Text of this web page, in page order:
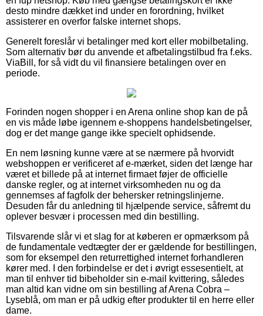
desto mindre dækket ind under en forordning, hvilket
assisterer en overfor falske internet shops.
Generelt foreslår vi betalinger med kort eller mobilbetaling.
Som alternativ bør du anvende et afbetalingstilbud fra f.eks.
ViaBill, for så vidt du vil finansiere betalingen over en
periode.
Forinden nogen shopper i en Arena online shop kan de på
en vis måde løbe igennem e-shoppens handelsbetingelser,
dog er det mange gange ikke specielt ophidsende.
En nem løsning kunne være at se nærmere på hvorvidt
webshoppen er verificeret af e-mærket, siden det længe har
været et billede på at internet firmaet føjer de officielle
danske regler, og at internet virksomheden nu og da
gennemses af fagfolk der behersker retningslinjerne.
Desuden får du anledning til hjælpende service, såfremt du
oplever besvær i processen med din bestilling.
Tilsvarende slår vi et slag for at køberen er opmærksom på
de fundamentale vedtægter der er gældende for bestillingen,
som for eksempel den returrettighed internet forhandleren
kører med. I den forbindelse er det i øvrigt essesentielt, at
man til enhver tid bibeholder sin e-mail kvittering, således
man altid kan vidne om sin bestilling af Arena Cobra –
Lyseblå, om man er på udkig efter produkter til en herre eller
dame.